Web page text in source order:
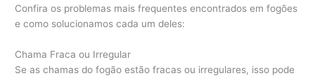
Confira os problemas mais frequentes encontrados em fogões
e como solucionamos cada um deles:
Chama Fraca ou Irregular
Se as chamas do fogão estão fracas ou irregulares, isso pode